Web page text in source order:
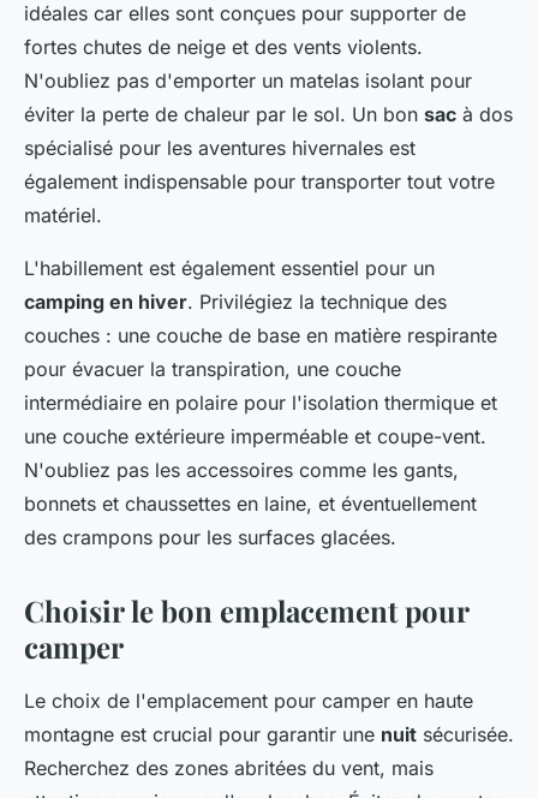
idéales car elles sont conçues pour supporter de
fortes chutes de neige et des vents violents.
N'oubliez pas d'emporter un matelas isolant pour
éviter la perte de chaleur par le sol. Un bon sac à dos
spécialisé pour les aventures hivernales est
également indispensable pour transporter tout votre
matériel.
L'habillement est également essentiel pour un
camping en hiver. Privilégiez la technique des
couches : une couche de base en matière respirante
pour évacuer la transpiration, une couche
intermédiaire en polaire pour l'isolation thermique et
une couche extérieure imperméable et coupe-vent.
N'oubliez pas les accessoires comme les gants,
bonnets et chaussettes en laine, et éventuellement
des crampons pour les surfaces glacées.
Choisir le bon emplacement pour
camper
Le choix de l'emplacement pour camper en haute
montagne est crucial pour garantir une nuit sécurisée.
Recherchez des zones abritées du vent, mais